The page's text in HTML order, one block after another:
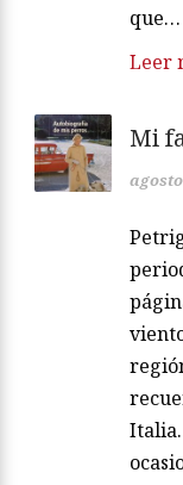
que…
Leer
Mi
agosto
Italia.